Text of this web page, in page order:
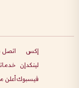
إكس
لينكدإن
فيسبوك
اتصل
أعلن